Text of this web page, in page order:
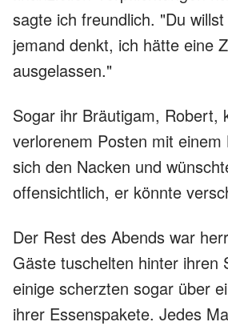
sagte ich freundlich. "Du
jemand denkt, ich hätte eine
ausgelassen."
Sogar ihr Bräutigam, Robert,
verlorenem Posten mit
sich den Nacken und
offensichtlich, er könnte
Der Rest des Abends war
Gäste tuschelten hinter ihren
einige scherzten sogar über
ihrer Essenspakete. Jedes